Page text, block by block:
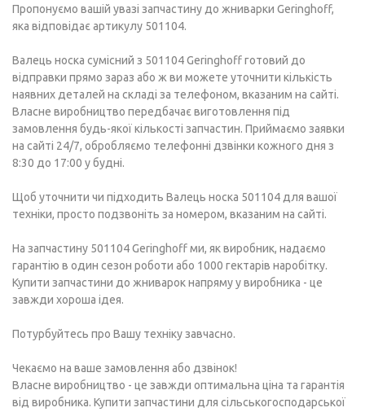
Пропонуємо вашій увазі запчастину до жниварки Geringhoff,
яка відповідає артикулу 501104.
Валець носка сумісний з 501104 Geringhoff готовий до
відправки прямо зараз або ж ви можете уточнити кількість
наявних деталей на складі за телефоном, вказаним на сайті.
Власне виробництво передбачає виготовлення під
замовлення будь-якої кількості запчастин. Приймаємо заявки
на сайті 24/7, обробляємо телефонні дзвінки кожного дня з
8:30 до 17:00 у будні.
Щоб уточнити чи підходить Валець носка 501104 для вашої
техніки, просто подзвоніть за номером, вказаним на сайті.
На запчастину 501104 Geringhoff ми, як виробник, надаємо
гарантію в один сезон роботи або 1000 гектарів наробітку.
Купити запчастини до жниварок напряму у виробника - це
завжди хороша ідея.
Потурбуйтесь про Вашу техніку завчасно.
Чекаємо на ваше замовлення або дзвінок!
Власне виробництво - це завжди оптимальна ціна та гарантія
від виробника. Купити запчастини для сільськогосподарської